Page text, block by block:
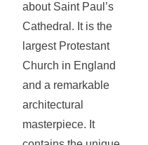
about Saint Paul’s
Cathedral. It is the
largest Protestant
Church in England
and a remarkable
architectural
masterpiece. It